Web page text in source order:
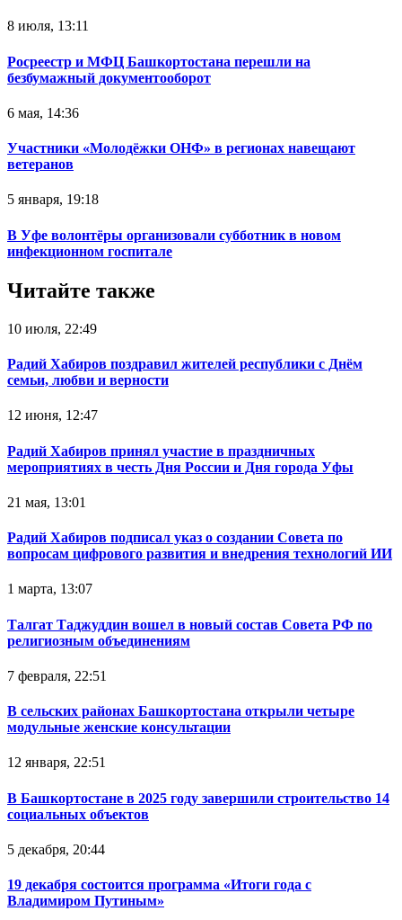
8 июля, 13:11
Росреестр и МФЦ Башкортостана перешли на
безбумажный документооборот
6 мая, 14:36
Участники «Молодёжки ОНФ» в регионах навещают
ветеранов
5 января, 19:18
В Уфе волонтёры организовали субботник в новом
инфекционном госпитале
Читайте также
10 июля, 22:49
Радий Хабиров поздравил жителей республики с Днём
семьи, любви и верности
12 июня, 12:47
Радий Хабиров принял участие в праздничных
мероприятиях в честь Дня России и Дня города Уфы
21 мая, 13:01
Радий Хабиров подписал указ о создании Совета по
вопросам цифрового развития и внедрения технологий ИИ
1 марта, 13:07
Талгат Таджуддин вошел в новый состав Совета РФ по
религиозным объединениям
7 февраля, 22:51
В сельских районах Башкортостана открыли четыре
модульные женские консультации
12 января, 22:51
В Башкортостане в 2025 году завершили строительство 14
социальных объектов
5 декабря, 20:44
19 декабря состоится программа «Итоги года с
Владимиром Путиным»